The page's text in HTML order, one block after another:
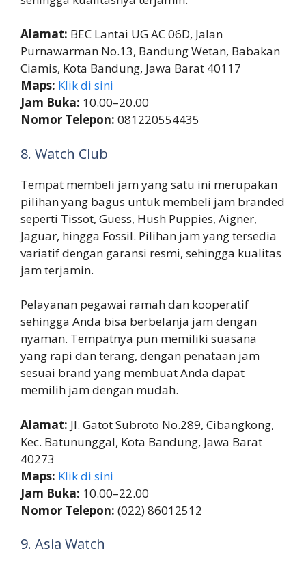
Alamat: BEC Lantai UG AC 06D, Jalan
Purnawarman No.13, Bandung Wetan, Babakan
Ciamis, Kota Bandung, Jawa Barat 40117
Maps: Klik di sini
Jam Buka: 10.00–20.00
Nomor Telepon: 081220554435
8. Watch Club
Tempat membeli jam yang satu ini merupakan
pilihan yang bagus untuk membeli jam branded
seperti Tissot, Guess, Hush Puppies, Aigner,
Jaguar, hingga Fossil. Pilihan jam yang tersedia
variatif dengan garansi resmi, sehingga kualitas
jam terjamin.
Pelayanan pegawai ramah dan kooperatif
sehingga Anda bisa berbelanja jam dengan
nyaman. Tempatnya pun memiliki suasana
yang rapi dan terang, dengan penataan jam
sesuai brand yang membuat Anda dapat
memilih jam dengan mudah.
Alamat: Jl. Gatot Subroto No.289, Cibangkong,
Kec. Batununggal, Kota Bandung, Jawa Barat
40273
Maps: Klik di sini
Jam Buka: 10.00–22.00
Nomor Telepon: (022) 86012512
9. Asia Watch